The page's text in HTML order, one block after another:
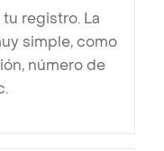
registro. La
simple, como
número de